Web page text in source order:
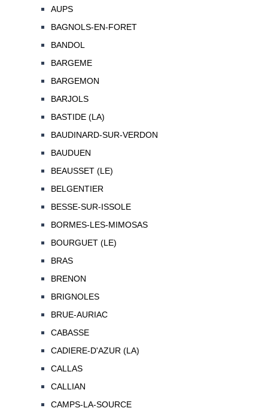
AUPS
BAGNOLS-EN-FORET
BANDOL
BARGEME
BARGEMON
BARJOLS
BASTIDE (LA)
BAUDINARD-SUR-VERDON
BAUDUEN
BEAUSSET (LE)
BELGENTIER
BESSE-SUR-ISSOLE
BORMES-LES-MIMOSAS
BOURGUET (LE)
BRAS
BRENON
BRIGNOLES
BRUE-AURIAC
CABASSE
CADIERE-D'AZUR (LA)
CALLAS
CALLIAN
CAMPS-LA-SOURCE